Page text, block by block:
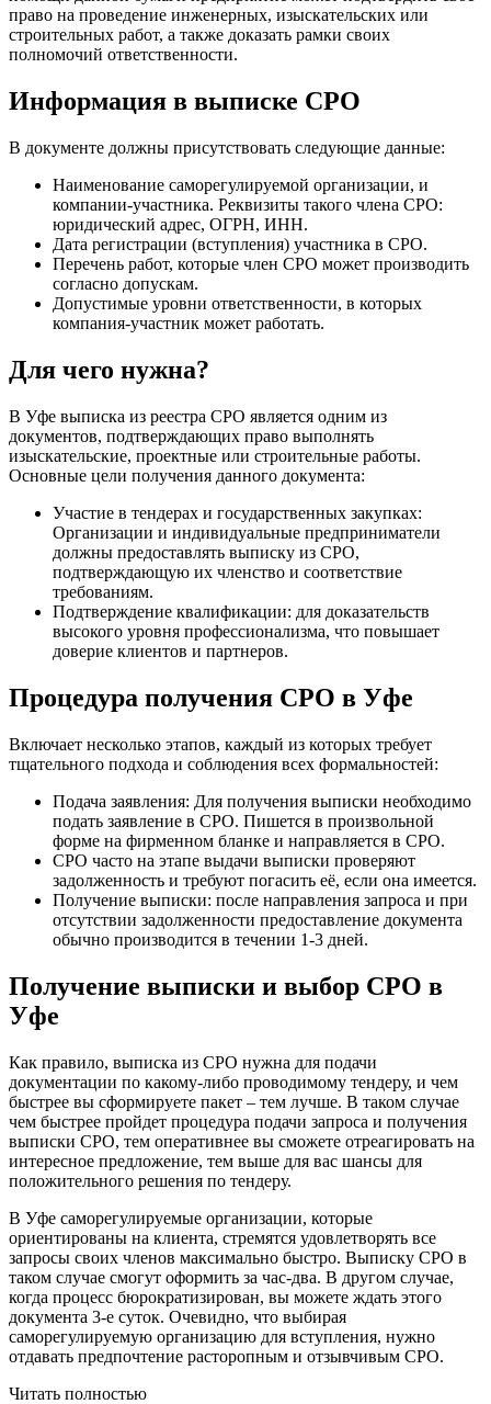
право на проведение инженерных, изыскательских или
строительных работ, а также доказать рамки своих
полномочий ответственности.
Информация в выписке СРО
В документе должны присутствовать следующие данные:
Наименование саморегулируемой организации, и
компании-участника. Реквизиты такого члена СРО:
юридический адрес, ОГРН, ИНН.
Дата регистрации (вступления) участника в СРО.
Перечень работ, которые член СРО может производить
согласно допускам.
Допустимые уровни ответственности, в которых
компания-участник может работать.
Для чего нужна?
В Уфе выписка из реестра СРО является одним из
документов, подтверждающих право выполнять
изыскательские, проектные или строительные работы.
Основные цели получения данного документа:
Участие в тендерах и государственных закупках:
Организации и индивидуальные предприниматели
должны предоставлять выписку из СРО,
подтверждающую их членство и соответствие
требованиям.
Подтверждение квалификации: для доказательств
высокого уровня профессионализма, что повышает
доверие клиентов и партнеров.
Процедура получения СРО в Уфе
Включает несколько этапов, каждый из которых требует
тщательного подхода и соблюдения всех формальностей:
Подача заявления: Для получения выписки необходимо
подать заявление в СРО. Пишется в произвольной
форме на фирменном бланке и направляется в СРО.
СРО часто на этапе выдачи выписки проверяют
задолженность и требуют погасить её, если она имеется.
Получение выписки: после направления запроса и при
отсутствии задолженности предоставление документа
обычно производится в течении 1-3 дней.
Получение выписки и выбор СРО в
Уфе
Как правило, выписка из СРО нужна для подачи
документации по какому-либо проводимому тендеру, и чем
быстрее вы сформируете пакет – тем лучше. В таком случае
чем быстрее пройдет процедура подачи запроса и получения
выписки СРО, тем оперативнее вы сможете отреагировать на
интересное предложение, тем выше для вас шансы для
положительного решения по тендеру.
В Уфе саморегулируемые организации, которые
ориентированы на клиента, стремятся удовлетворять все
запросы своих членов максимально быстро. Выписку СРО в
таком случае смогут оформить за час-два. В другом случае,
когда процесс бюрократизирован, вы можете ждать этого
документа 3-е суток. Очевидно, что выбирая
саморегулируемую организацию для вступления, нужно
отдавать предпочтение расторопным и отзывчивым СРО.
Читать полностью